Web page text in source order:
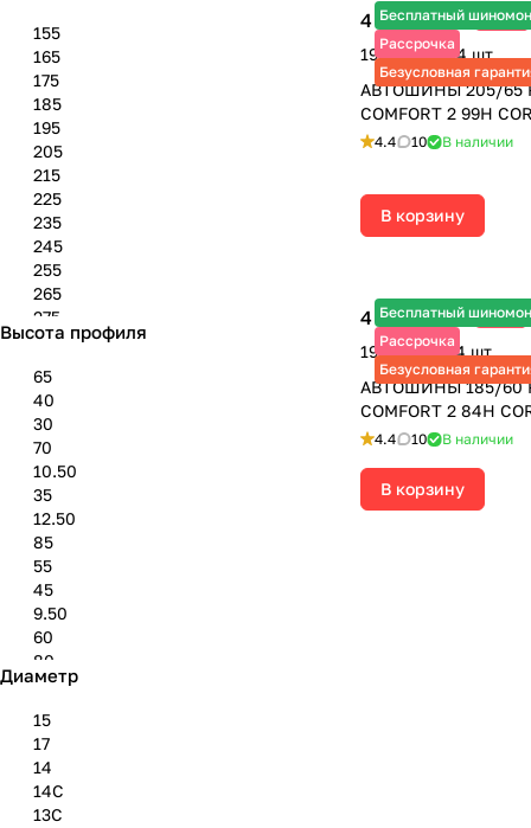
Бесплатный
Рассрочка
Безусловная
4 750 ₽6 690 ₽ -29%
19 000 ₽ за 4 шт.
АВТОШИНЫ 205/65
COMFORT 2 99H
4.4 10 В наличии
В корзину
Бесплатный
Рассрочка
Безусловная
4 825 ₽5 420 ₽ -11%
19 300 ₽ за 4 шт.
АВТОШИНЫ 185/60
COMFORT 2 84H
4.4 10 В наличии
В корзину
155
165
175
185
195
205
215
225
235
245
255
265
275
285
305
315
325
30''
31''
33''
Высота профиля
65
40
30
70
10.50
35
12.50
85
55
45
9.50
60
80
50
Диаметр
15
17
14
14C
13C